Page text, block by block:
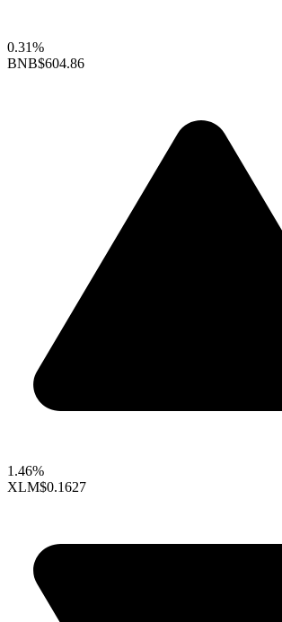
0.31%
BNB$604.86
1.46%
XLM$0.1627